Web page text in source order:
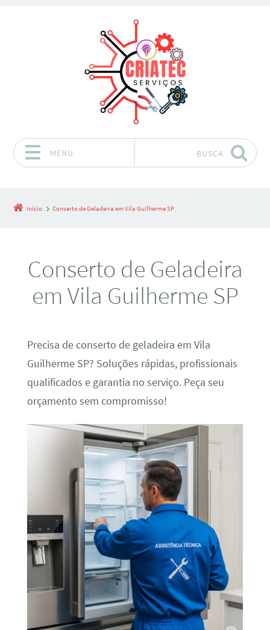
MENU BUSCA
Início Conserto de Geladeira em Vila Guilherme SP
Conserto de Geladeira
em Vila Guilherme SP
Precisa de conserto de geladeira em Vila
Guilherme SP? Soluções rápidas, profissionais
qualificados e garantia no serviço. Peça seu
orçamento sem compromisso!